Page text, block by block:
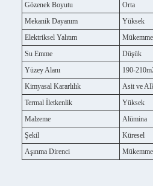
Gözenek Boyutu
Orta
Mekanik Dayanım
Yüksek
Elektriksel Yalıtım
Su Emme
Düşük
Yüzey Alanı
190-
Kimyasal Kararlılık
Asit ve
Termal İletkenlik
Yüksek
Malzeme
Alümina
Şekil
Küresel
Aşınma Direnci